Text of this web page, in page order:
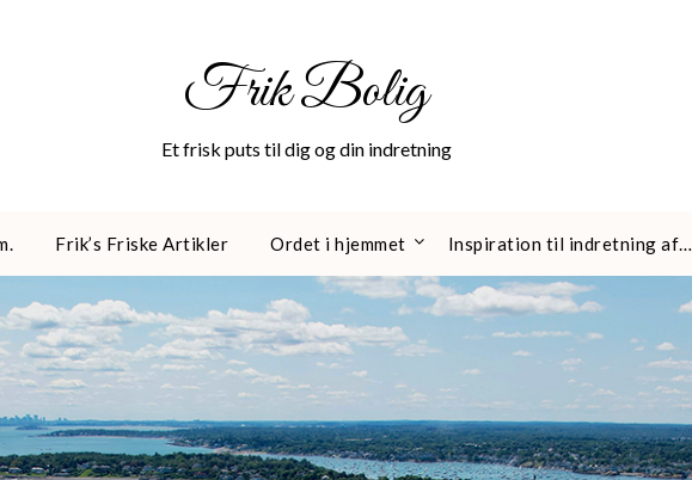
Frik Bolig
Et frisk puts til dig og din indretning
Frik’s Friske Artikler Ordet i hjemmet Inspiration til indretning af…